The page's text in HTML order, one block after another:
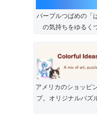
パープルつばめの「
の気持ちをゆるく
アメリカのショッピ
プ。オリジナルパズ